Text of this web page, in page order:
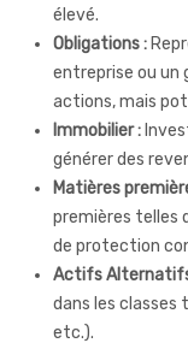
élevé.
Obligations :
entreprise ou un
actions, mais
Immobilier :
générer des
Matières
premières telles
de protection
Actifs
dans les
etc.).